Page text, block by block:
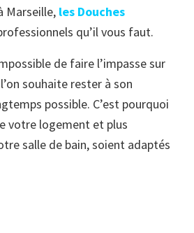
Marseille, les Douches
qu’il vous faut.
de faire l’impasse sur
souhaite rester à son
possible. C’est pourquoi
votre logement et plus
salle de bain, soient adaptés